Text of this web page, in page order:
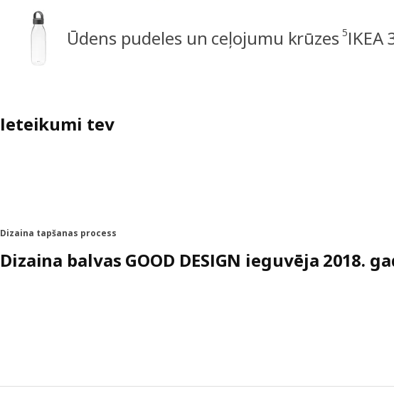
Ūdens pudeles un ceļojumu krūzes 5IKEA
Ieteikumi tev
Dizaina tapšanas process
Dizaina balvas GOOD DESIGN ieguvēja 2018.